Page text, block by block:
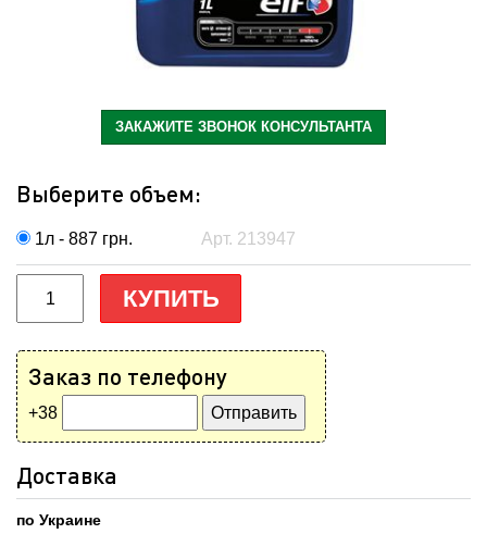
ЗАКАЖИТЕ ЗВОНОК КОНСУЛЬТАНТА
Выберите объем:
1л - 887 грн. Арт. 213947
КУПИТЬ
Заказ по телефону
+38
Доставка
по Украине